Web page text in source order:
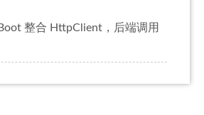
整合 HttpClient，后端调用